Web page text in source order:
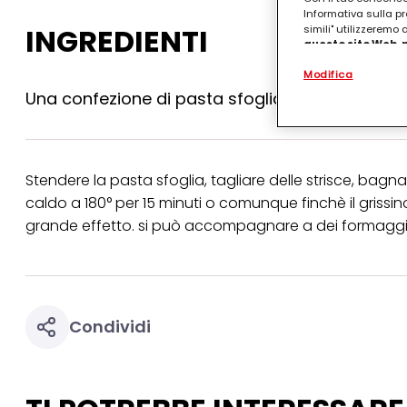
INGREDIENTI
Una confezione di pasta sfoglia, olio q.b.,
Stendere la pasta sfoglia, tagliare delle strisce,
caldo a 180° per 15 minuti o comunque finchè il
grande effetto. si può accompagnare a dei
Condividi
Informativa sulla
simili" utilizzeremo
questo sito
.
(rispettivamente
terzi, conservare
identificati) su
Puoi trovare
collegata nel piè di
qualsiasi
collegata nel piè di
Modifica